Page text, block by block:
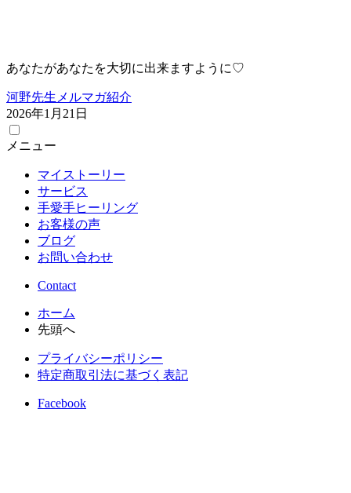
あなたがあなたを大切に出来ますように♡
河野先生メルマガ紹介
2026年1月21日
メニュー
マイストーリー
サービス
手愛手ヒーリング
お客様の声
ブログ
お問い合わせ
Contact
ホーム
先頭へ
プライバシーポリシー
特定商取引法に基づく表記
Facebook